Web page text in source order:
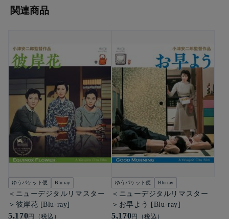
関連商品
ゆうパケット便 Blu-ray
＜ニューデジタルリマスター
＞彼岸花 [Blu-ray]
5,170円（税込）
ゆうパケット便 Blu-ray
＜ニューデジタルリマスター
＞お早よう [Blu-ray]
5,170円（税込）